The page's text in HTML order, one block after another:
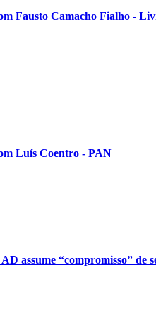
Fausto Camacho Fialho -
Luís Coentro - PAN
assume “compromisso” de